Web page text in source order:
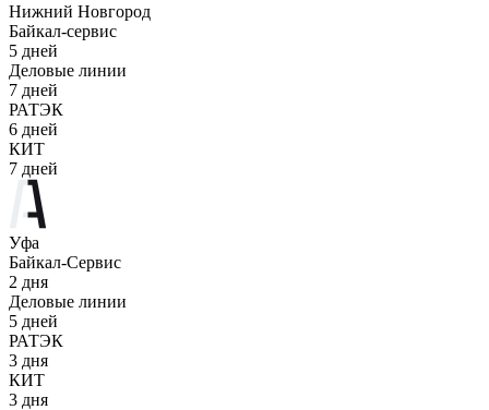
Нижний Новгород
Байкал-сервис
5 дней
Деловые линии
7 дней
РАТЭК
6 дней
КИТ
7 дней
Уфа
Байкал-Сервис
2 дня
Деловые линии
5 дней
РАТЭК
3 дня
КИТ
3 дня